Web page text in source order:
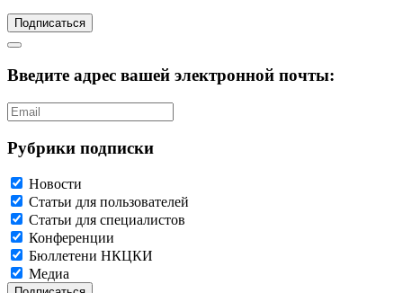
Подписаться
Введите адрес вашей электронной почты:
Рубрики подписки
Новости
Статьи для пользователей
Статьи для специалистов
Конференции
Бюллетени НКЦКИ
Медиа